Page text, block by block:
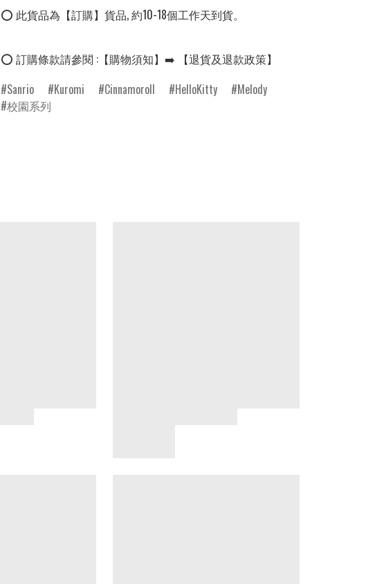
⭕ 此貨品為【訂購】貨品, 約10-18個工作天到貨。
⭕ 訂購條款請參閱 :【購物須知】➡️ 【退貨及退款政策】
Sanrio
Kuromi Cinnamoroll HelloKitty
Melody
校園系列